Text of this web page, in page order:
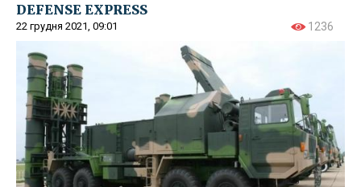
DEFENSE EXPRESS
22 грудня 2021, 09:01 1236